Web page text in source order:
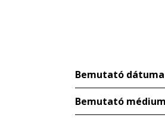
Bemutató dátuma
Bemutató médium